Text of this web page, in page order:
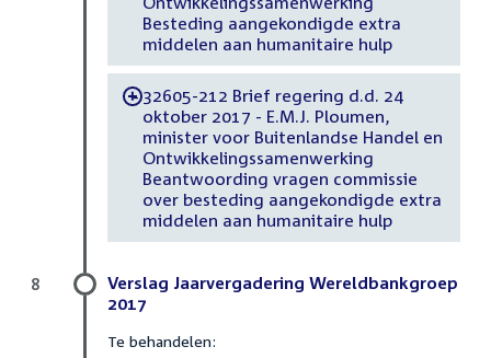
Besteding aangekondigde extra
middelen aan humanitaire hulp
-32605-212 Brief regering d.d. 24
oktober 2017 - E.M.J. Ploumen,
minister voor Buitenlandse Handel en
Ontwikkelingssamenwerking
Beantwoording vragen commissie
over besteding aangekondigde extra
middelen aan humanitaire hulp
Verslag Jaarvergadering Wereldbankgroep
2017
Te behandelen:
8